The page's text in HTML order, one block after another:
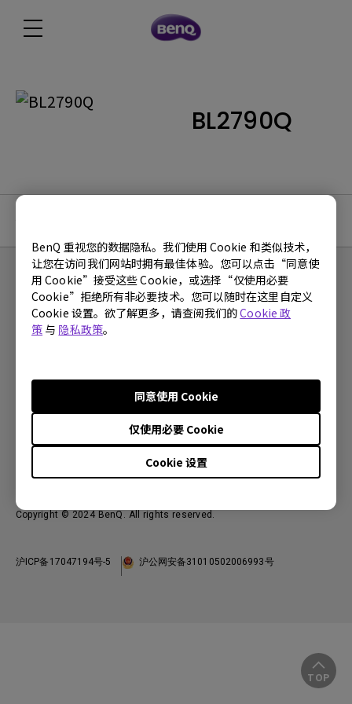
BenQ 重视您的数据隐私。我们使用 Cookie 和类似技术，
让您在访问我们网站时拥有最佳体验。您可以点击“同意使
用 Cookie”接受这些 Cookie，或选择“仅使用必要
Cookie”拒绝所有非必要技术。您可以随时在这里自定义
Cookie 设置。欲了解更多，请查阅我们的Cookie 政
策 与 隐私政策。
Cookie 设置
仅使用必要 Cookie
同意使用 Cookie
BL2790Q
产品
明基友达集团
加入我们
服务政策
档案下载与常见问题
Copyright © 2024 BenQ. All rights reserved.
使用条款 隐私政策 联系客服 进出口遵循
沪ICP备17047194号-5 沪公网安备31010502006993号
TOP